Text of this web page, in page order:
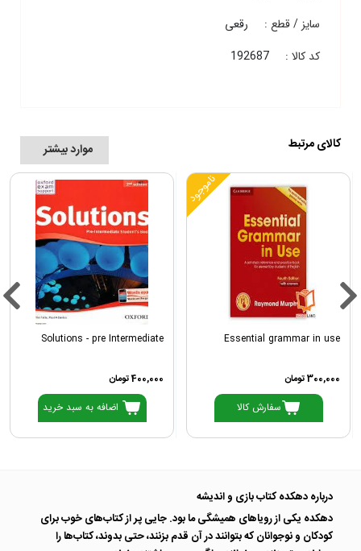
سایز / قطع : رقعی
کد کالا : 192687
کالای مرتبط موارد بیشتر
ناموجود
Essential grammar in use
300,000 تومان
سفارش کالا
Solutions - pre Intermediate
400,000 تومان
اضافه به سبد خرید
درباره دهکده کتاب بازی و اندیشه
دهکده یکی از رویاهای همیشگی ما بود. جایی پر از کتاب‌های خوب برای
کودکان و نوجوانان که بتوانند در آن قدم بزنند، حتی بدوند، کتاب‌ها را